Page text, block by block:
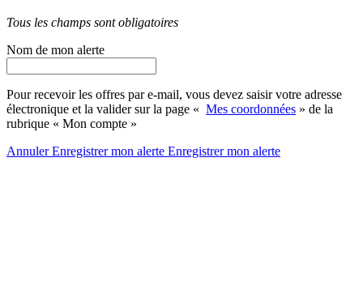
Tous les champs sont obligatoires
Nom de mon alerte
Pour recevoir les offres par e-mail, vous devez saisir votre adresse
électronique et la valider sur la page « Mes coordonnées » de la
rubrique « Mon compte »
AnnulerEnregistrer mon alerte Enregistrermon alerte